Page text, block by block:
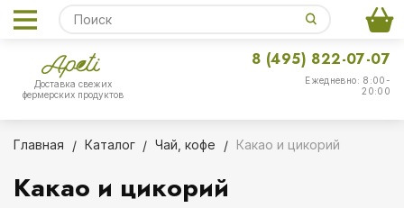
Доставка свежих
фермерских продуктов
Ежедневно: 8:00-
20:00
8 (495) 822-07-07
Главная Каталог Чай, кофе Какао и цикорий
Какао и цикорий